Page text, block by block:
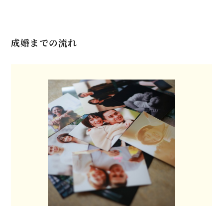
成婚までの流れ